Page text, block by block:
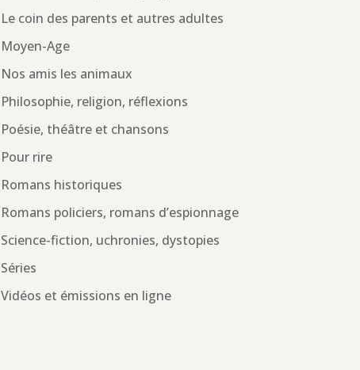
Le coin des parents et autres adultes
Moyen-Age
Nos amis les animaux
Philosophie, religion, réflexions
Poésie, théâtre et chansons
Pour rire
Romans historiques
Romans policiers, romans d’espionnage
Science-fiction, uchronies, dystopies
Séries
Vidéos et émissions en ligne